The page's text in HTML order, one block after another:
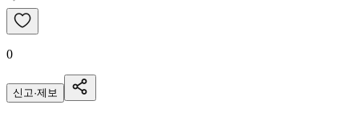
0
신고·제보